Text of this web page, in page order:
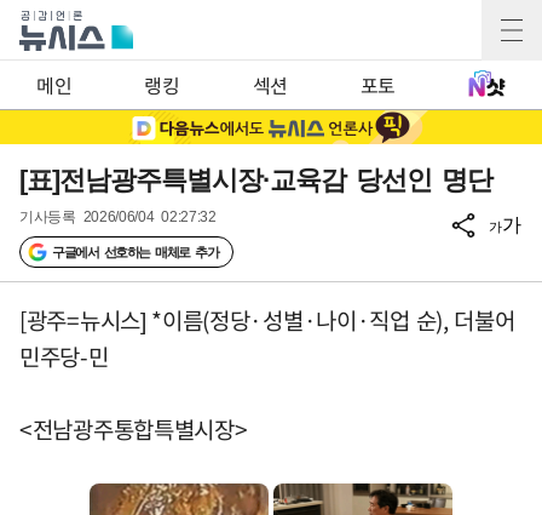
메인 랭킹 섹션 포토
[표]전남광주특별시장·교육감 당선인 명단
기사등록 2026/06/04 02:27:32
구글에서 선호하는 매체로 추가
가가
[광주=뉴시스] *이름(정당·성별·나이·직업 순), 더불어
민주당-민
<전남광주통합특별시장>